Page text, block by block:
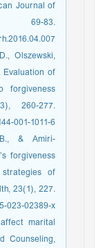
Journal of
83.
Olszewski,
Evaluation of
forgiveness
260-277.
001-1011-6
& Amiri-
forgiveness
of
23(1), 227.
023-02389-x
marital
Counseling,